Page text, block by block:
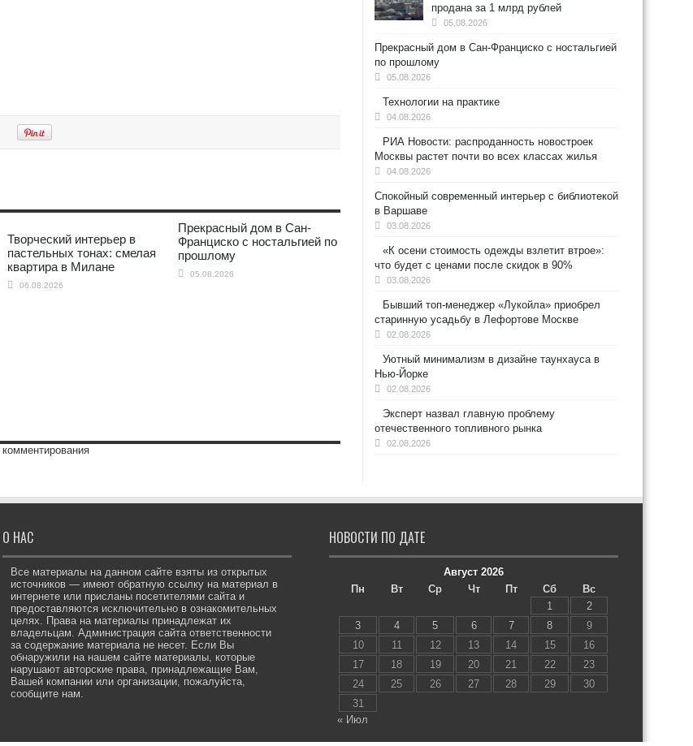
Творческий интерьер в
пастельных тонах: смелая
квартира в Милане
06.08.2026
Прекрасный дом в Сан-
Франциско с ностальгией по
прошлому
05.08.2026
продана за 1 млрд рублей
05.08.2026
Прекрасный дом в Сан-Франциско с ностальгией
по прошлому
05.08.2026
Технологии на практике
04.08.2026
РИА Новости: распроданность новостроек
Москвы растет почти во всех классах жилья
04.08.2026
Спокойный современный интерьер с библиотекой
в Варшаве
03.08.2026
«К осени стоимость одежды взлетит втрое»:
что будет с ценами после скидок в 90%
03.08.2026
Бывший топ-менеджер «Лукойла» приобрел
старинную усадьбу в Лефортове Москве
02.08.2026
Уютный минимализм в дизайне таунхауса в
Нью-Йорке
02.08.2026
Эксперт назвал главную проблему
отечественного топливного рынка
02.08.2026
О НАС
Все материалы на данном сайте взяты из открытых
источников — имеют обратную ссылку на материал в
интернете или присланы посетителями сайта и
предоставляются исключительно в ознакомительных
целях. Права на материалы принадлежат их
владельцам. Администрация сайта ответственности
за содержание материала не несет. Если Вы
обнаружили на нашем сайте материалы, которые
нарушают авторские права, принадлежащие Вам,
Вашей компании или организации, пожалуйста,
сообщите нам.
НОВОСТИ ПО ДАТЕ
Август 2026
Пн
Вт Ср Чт Пт Сб
Вс
1
2
3
4 5 6 7 8
9
10
11 12 13 14 15
16
17
18 19 20 21 22
23
24
25 26 27 28 29
30
31
« Июл